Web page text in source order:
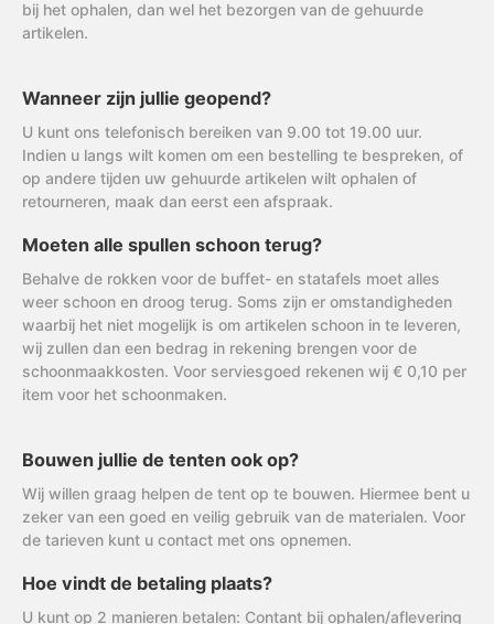
bij het ophalen, dan wel het bezorgen van de gehuurde
artikelen.
Wanneer zijn jullie geopend?
U kunt ons telefonisch bereiken van 9.00 tot 19.00 uur.
Indien u langs wilt komen om een bestelling te bespreken, of
op andere tijden uw gehuurde artikelen wilt ophalen of
retourneren, maak dan eerst een afspraak.
Moeten alle spullen schoon terug?
Behalve de rokken voor de buffet- en statafels moet alles
weer schoon en droog terug. Soms zijn er omstandigheden
waarbij het niet mogelijk is om artikelen schoon in te leveren,
wij zullen dan een bedrag in rekening brengen voor de
schoonmaakkosten. Voor serviesgoed rekenen wij € 0,10 per
item voor het schoonmaken.
Bouwen jullie de tenten ook op?
Wij willen graag helpen de tent op te bouwen. Hiermee bent u
zeker van een goed en veilig gebruik van de materialen. Voor
de tarieven kunt u contact met ons opnemen.
Hoe vindt de betaling plaats?
U kunt op 2 manieren betalen: Contant bij ophalen/aflevering